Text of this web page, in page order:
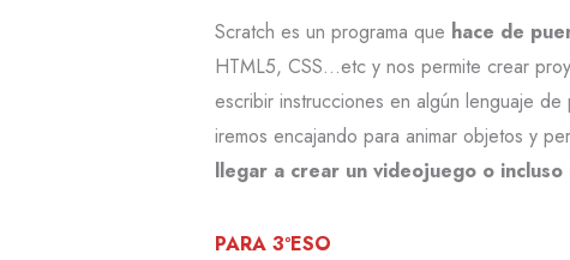
Scratch es un programa que hace de
HTML5, CSS…etc y nos permite crear
escribir instrucciones en algún lenguaje
iremos encajando para animar objetos y
llegar a crear un videojuego o
PARA 3ºESO